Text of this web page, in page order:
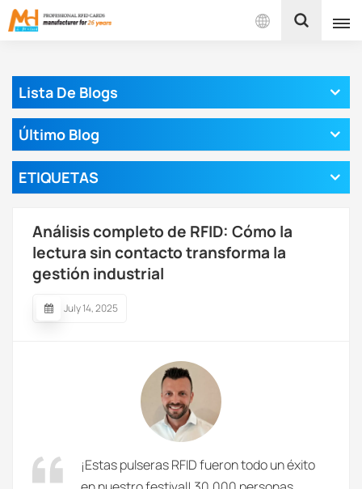
Español
بالعربية
Lista De Blogs
Último Blog
ETIQUETAS
Análisis completo de RFID: Cómo la
lectura sin contacto transforma la
gestión industrial
July 14, 2025
¡Estas pulseras RFID fueron todo un éxito